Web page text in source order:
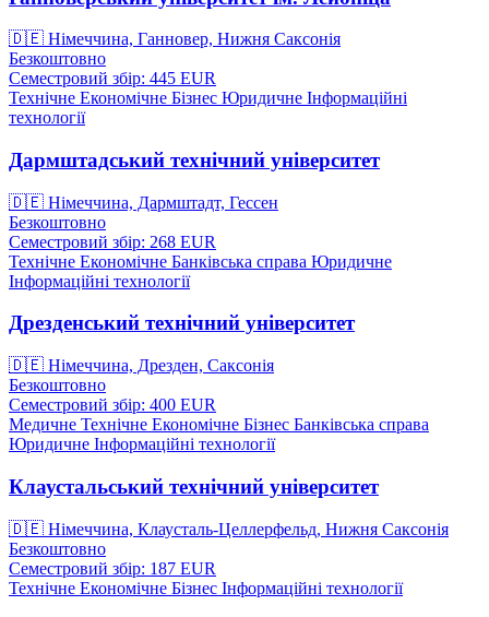
🇩🇪 Німеччина, Ганновер, Нижня Саксонія
Безкоштовно
Семестровий збір: 445 EUR
Технічне Економічне Бізнес Юридичне Інформаційні
технології
Дармштадський технічний університет
🇩🇪 Німеччина, Дармштадт, Гессен
Безкоштовно
Семестровий збір: 268 EUR
Технічне Економічне Банківська справа Юридичне
Інформаційні технології
Дрезденський технічний університет
🇩🇪 Німеччина, Дрезден, Саксонія
Безкоштовно
Семестровий збір: 400 EUR
Медичне Технічне Економічне Бізнес Банківська справа
Юридичне Інформаційні технології
Клаустальський технічний університет
🇩🇪 Німеччина, Клаусталь-Целлерфельд, Нижня Саксонія
Безкоштовно
Семестровий збір: 187 EUR
Технічне Економічне Бізнес Інформаційні технології